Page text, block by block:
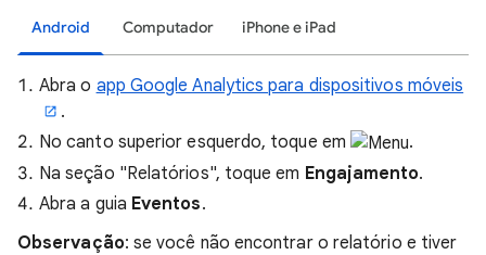
Android Computador iPhone e iPad
Abra o app Google Analytics para dispositivos móveis
.
No canto superior esquerdo, toque em
.
Na seção "Relatórios", toque em Engajamento.
Abra a guia Eventos.
Observação: se você não encontrar o relatório e tiver